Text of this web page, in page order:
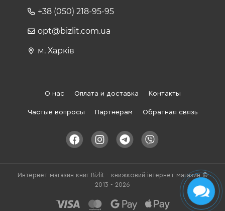
+38 (050) 218-95-95
opt@bizlit.com.ua
м. Харків
О нас Оплата и доставка Контакты
Частые вопросы Партнерам Обратная связь
Интернет-магазин книг Bizlit - книжковий інтернет-магазин ©
2013 - 2026